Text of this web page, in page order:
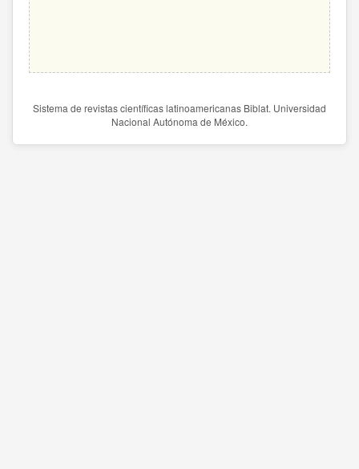
Sistema de revistas científicas latinoamericanas Biblat. Universidad
Nacional Autónoma de México.